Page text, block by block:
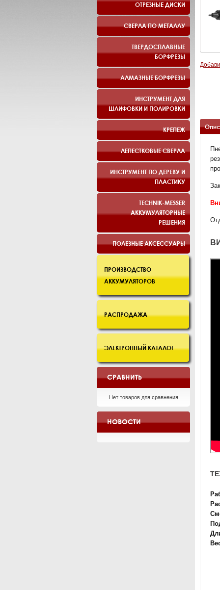
ОТРЕЗНЫЕ ДИСКИ
СВЕРЛА ПО МЕТАЛЛУ
ТВЕРДОСПЛАВНЫЕ
БОРФРЕЗЫ
АЛМАЗНЫЕ БОРФРЕЗЫ
ИНСТРУМЕНТ ДЛЯ
ШЛИФОВКИ И ПОЛИРОВКИ
КРЕПЕЖ
ЛЕПЕСТКОВЫЕ СВЕРЛА
ИНСТРУМЕНТ ПО ДЕРЕВУ И
ПЛАСТИКУ
TECHNIK-MESSER
АККУМУЛЯТОРНЫЕ
РЕШЕНИЯ
ПОЛЕЗНЫЕ АКСЕССУАРЫ
ПРОИЗВОДСТВО
АККУМУЛЯТОРОВ
РАСПРОДАЖА
ЭЛЕКТРОННЫЙ КАТАЛОГ
СРАВНИТЬ
Нет товаров для сравнения
НОВОСТИ